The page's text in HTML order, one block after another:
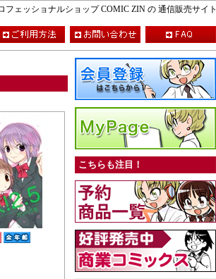
ェッショナルショップ COMIC ZIN の 通信販売サイト
こちらも注目！